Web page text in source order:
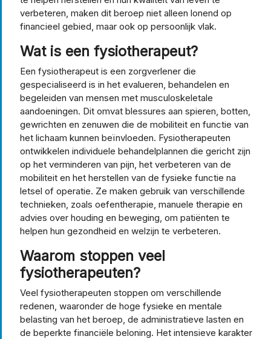
verbeteren, maken dit beroep niet alleen lonend op
financieel gebied, maar ook op persoonlijk vlak.
Wat is een fysiotherapeut?
Een fysiotherapeut is een zorgverlener die
gespecialiseerd is in het evalueren, behandelen en
begeleiden van mensen met musculoskeletale
aandoeningen. Dit omvat blessures aan spieren, botten,
gewrichten en zenuwen die de mobiliteit en functie van
het lichaam kunnen beïnvloeden. Fysiotherapeuten
ontwikkelen individuele behandelplannen die gericht zijn
op het verminderen van pijn, het verbeteren van de
mobiliteit en het herstellen van de fysieke functie na
letsel of operatie. Ze maken gebruik van verschillende
technieken, zoals oefentherapie, manuele therapie en
advies over houding en beweging, om patiënten te
helpen hun gezondheid en welzijn te verbeteren.
Waarom stoppen veel
fysiotherapeuten?
Veel fysiotherapeuten stoppen om verschillende
redenen, waaronder de hoge fysieke en mentale
belasting van het beroep, de administratieve lasten en
de beperkte financiële beloning. Het intensieve karakter